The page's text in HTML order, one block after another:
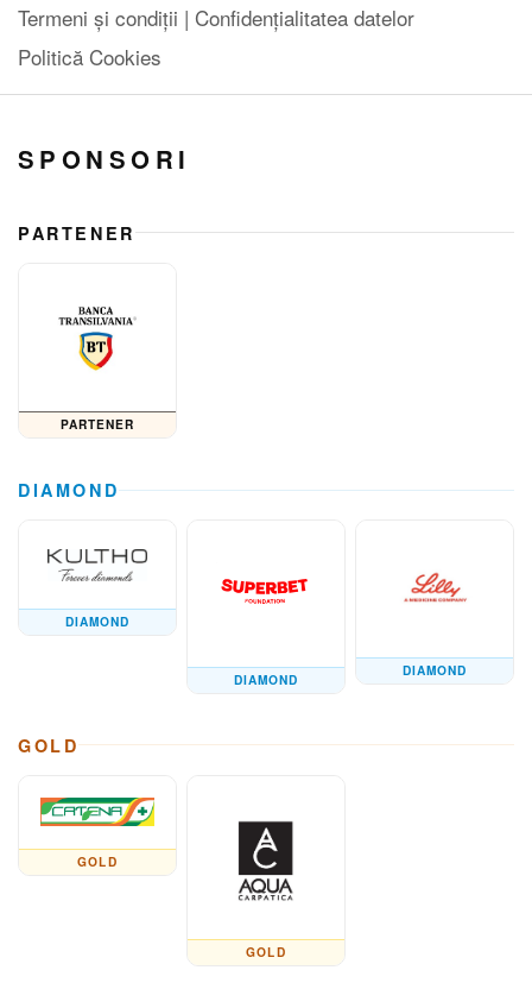
Termeni și condiții | Confidențialitatea datelor
Politică Cookies
SPONSORI
PARTENER
PARTENER
DIAMOND
DIAMOND
DIAMOND
DIAMOND
GOLD
GOLD
GOLD